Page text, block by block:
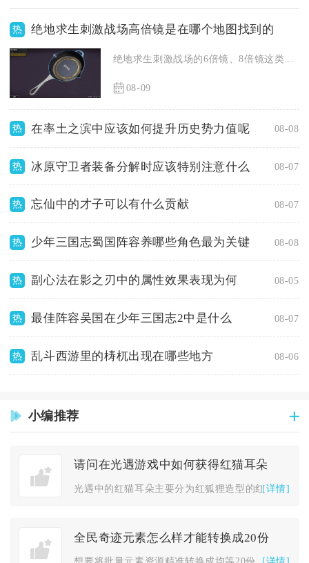
热 绝地求生刺激战场高倍镜是在哪个地图找到的
08-09
热 在率土之滨中应该如何提升历史势力值呢 08-08
热 冰原守卫者装备分解时应该特别注意什么 08-07
热 忘仙中的才子可以有什么贡献 08-07
热 少年三国志蜀国阵容养哪些角色最为关键 08-08
热 副心法在影之刃中的属性效果表现为何 08-05
热 最佳阵容吴国在少年三国志2中是什么 08-07
热 乱斗西游里的梼杌出现在哪些地方 08-06
小编推荐
请问在光遇游戏中如何获得红猫耳朵
光遇中的红猫耳朵主要分为红狐狸造型的红猫耳面具、节日限定红调...
[详情]
全民奇迹元素怎么样才能转换成20份